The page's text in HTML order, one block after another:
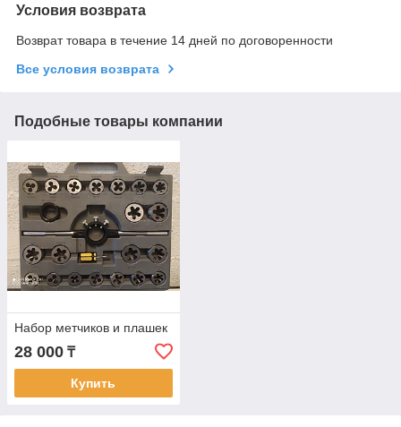
Условия возврата
Возврат товара в течение 14 дней по договоренности
Все условия возврата
Подобные товары компании
Набор метчиков и плашек
28 000 ₸
Купить